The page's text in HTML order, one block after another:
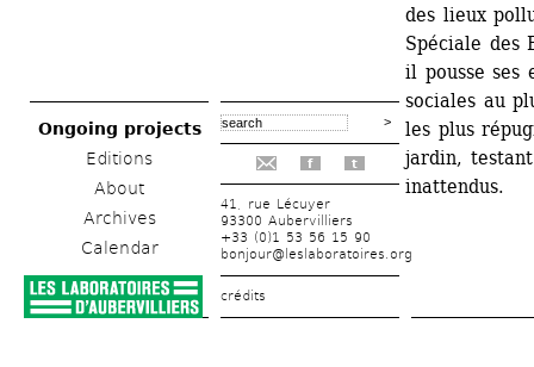
Ongoing projects
Editions
About
Archives
Calendar
f t
41, rue Lécuyer
93300 Aubervilliers
+33 (0)1 53 56 15 90
bonjour@leslaboratoires.org
crédits
des lieux
Spéciale des
il pousse ses
sociales au
les plus
jardin,
inattendus.